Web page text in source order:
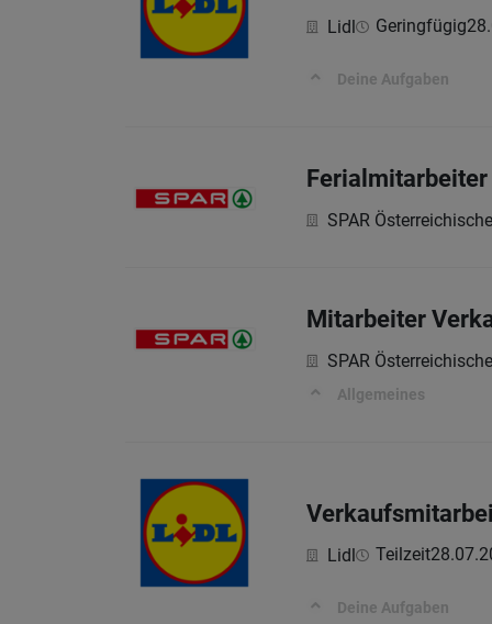
Lidl Geringfügig
Deine Aufgaben
SPAR
Mitarbeiter
SPAR
Allgemeines
Lidl Teilzeit
Deine Aufgaben